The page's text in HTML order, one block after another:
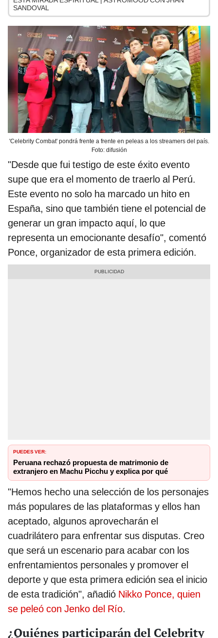
SANDOVAL
'Celebrity Combat' pondrá frente a frente en peleas a los streamers del país.
Foto: difusión
"Desde que fui testigo de este éxito evento
supe que era el momento de traerlo al Perú.
Este evento no solo ha marcado un hito en
España, sino que también tiene el potencial de
generar un gran impacto aquí, lo que
representa un emocionante desafío", comentó
Ponce, organizador de esta primera edición.
PUEDES VER:
Peruana rechazó propuesta de matrimonio de
extranjero en Machu Picchu y explica por qué
"Hemos hecho una selección de los personajes
más populares de las plataformas y ellos han
aceptado, algunos aprovecharán el
cuadrilátero para enfrentar sus disputas. Creo
que será un escenario para acabar con los
enfrentamientos personales y promover el
deporte y que esta primera edición sea el inicio
de esta tradición", añadió Nikko Ponce, quien
se peleó con Jenko del Río.
¿Quiénes participarán del Celebrity